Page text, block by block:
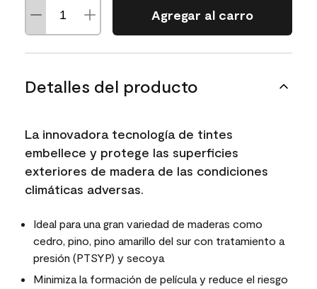
Agregar al carro
Detalles del producto
La innovadora tecnología de tintes
embellece y protege las superficies
exteriores de madera de las condiciones
climáticas adversas.
Ideal para una gran variedad de maderas como
cedro, pino, pino amarillo del sur con tratamiento a
presión (PTSYP) y secoya
Minimiza la formación de película y reduce el riesgo